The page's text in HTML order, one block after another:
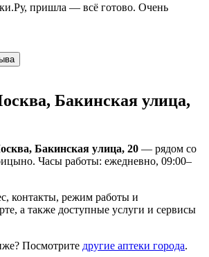
пришла — всё готово. Очень
Бакинская улица,
Бакинская улица, 20 — рядом со
Часы работы: ежедневно, 09:00–
контакты, режим работы и
а также доступные услуги и сервисы
Посмотрите другие аптеки города.